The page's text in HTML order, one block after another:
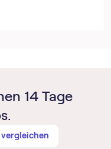
14 Tage
vergleichen